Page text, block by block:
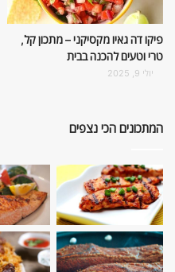
פיקו דה גאיו מקסיקני – מתכון קל,
טרי וטעים להכנה בבית
יולי 9, 2025
המתכונים הכי נצפים